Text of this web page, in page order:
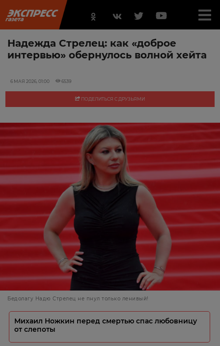
Надежда Стрелец: как «доброе
интервью» обернулось волной хейта
6 МАЯ 2026, 01:00 6539
ПОДЕЛИТЬСЯ С ДРУЗЬЯМИ
Бедолагу Надю Стрелец не пнул только ленивый!
Михаил Ножкин перед смертью спас любовницу
от слепоты